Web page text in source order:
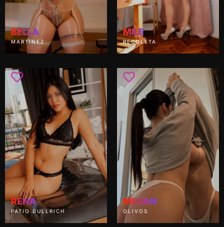
BELLA
MARTINEZ
MILE
RECOLETA
RENA
PATIO BULLRICH
MEGAN
OLIVOS